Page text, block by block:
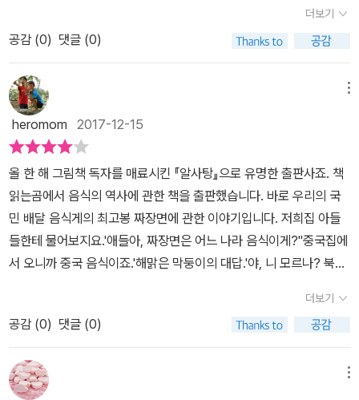
이삿날, 비 오는 날, 야외에서 먹는 음식인 걸 알 수 있어요)모든 이야
기가 마무리되면 이정희 선생님이 들려주는 한국 화교와 짜장면의 역
사가 있어요.부모가 읽어 본 후 아이와 함께 이야기를 하면 더 좋을 것
같아요. 우리의 음식이 된 짜장면.이렇게 짜장면에 관한 책을 읽으
니 짜장면이 먹고 싶어졌어요. 군산에서 먹었던 만 원짜리 물짜장. 너
무 매웠던 고추 짜장보다더 많이 생각난 것은아이 학원 근처의 학생
을 위한 천 원짜리 짜장면집이였어요.핑계 삼아 다녀왔어요. 탕수육
을(오천원) 주문하면 서비스로 나오는 짜장면에 저는 오늘도 행복해
져요. - 책읽는곰의 '온고지신' 시리즈 읽어보기 - ​온고지신의 시리
즈는 2007년 12월 첫 번째 책 '연이네 설맞이'를 시작으로 10여 년
동안 20권의 책을 출간하였어요.우리 문화에 관한 그림책으로 아이
들이 재미있게 읽을 수 있고 역사의 한 부분을 바라볼 수 있게 하였던
많은 책들이 들어 있어요. 제가 진행하고 있는 책소개 시간의 ppt 자
료에요.2017년 마지막 책소개 시간에 온고지신에 대한 소개를 했어
요. 온고지신에 대한 책들을 많이 알고 계셔서 온고지신의 20번째 책
에 관심이 많으시네요.(벌써 20권째이냐, 어느새 10여 년이나 되었
생만 해 오신 부모님을 고향에 보내 드리기로 했다 그런데 갑자기 한
국과 중국을 오가던 배가 끊겼다 두 나라 사이가 안 좋아지면서 사람
못했다 곧이어 6.52전쟁이 터졌고 전쟁으로 인해 아꿍에게 남은 건
아내와 아이뿐이었다 아꿍은 부모님이 하시던 이발소가 있던 자리에
작은 중국 음식점을 열었다 아꿍은 이른 새벽부터 늦은 밤까지 열심
히 일했다 한국사람들은 어느새 ‘자지앙미엔’을 짜장면이라고 불렀다
가게가 자리 잡아 갈 무렵 외국인이 땅을 가지는 걸 제한하는 법이 생
겼다 아꿍은 아는 사람 말에 속아 넘어가 가게를 빼앗기고 말았다 하
지만 아꿍은 소문을 듣고 더 자주 찾아 주는 단골들 때문에 떠날 수가
없었다시간이 흐르면서 짜장면은 점점 까매졌다 춘장에 설탕을 태워
만든 캐러멜을 넣었기 때문이다 점점 고향 맛에서 멀어져서 아꿍은
네 가족끼리 감당하기 힘들 만큼 손님이 많아지자 한국인 청년을 가
게에 들였다 아꿍 딸은 한국인 청년과 결혼해서 중국집을 차렸다 차
이나타운미국 LA에 가면 코리아타운이 있다 미국으로 건너간 이민2
세들이 자연스럽게 모여 살면서 한국인 집성촌을 만들어 유지하면서
살고 있다 세계 어디를 가든지 차이나타운이 있다 중국인은 세계 어
과는 또 다른맛이죠그래서 아이들에게 그런 옛날이야기를 해주면서
짜장면을 먹어서 그런가얼마전에 아이가 로봇대회에 나갔다가 입상
하게 되었는데상장 받았다며 저녁에 짜장면을 먹으러가자고 하더라
고요 ㅎㅎ저는 제가 지금까지 아이에게 해준 이야기들이 있어서 빵
터졌죠그래서 또 저녁에 짜장면을 먹으러 갔어요저는 오이가 잔뜩 올
라간 짜장면을 좋아하는데요아이들도 오이와 짜장의 궁합이 별미라
는 진리를 조금씩 깨닫는것 같아서 볼때마다 귀여워요 ㅎㅎ 예나 지
금이나 그렇게 많은 사람들이 좋아하는 짜장면짜장면은 어떻게 만들
어지게 된걸까요?어떻게 중국음식이 우리나라에서 더 많이 사랑받게
된걸까요? 이번에 책읽는곰 출판사에서 출간된우리문화그림책 20짜
장면에 얽힌 다문화 이야기짜장면 왔습니다!표지에 면발을 만드는 주
방장의 포스가 남다른게 느껴지네요짜장면 한 그릇에 담긴 맛있는 역
사!백년도 넘는 긴 역사를 가지고 있다는 짜장면그 이야기가 더 궁금
해졌네요짜장면 왔습니다! 책과 함께 온짜장면 왔습니다! 그림자석
어요작가의 센스가 돋보였거든요 ㅎㅎㅎ정말 짜장면이 도착하고 짜
장면 가게 메뉴판을 서비스로 준듯한 느낌 ㅎㅎ또 2018년 달력이 왔
더보기
공감 (0) 댓글 (0)
heromom 2017-12-15
올 한 해 그림책 독자를 매료시킨 『알사탕』으로 유명한 출판사죠. 책
읽는곰에서 음식의 역사에 관한 책을 출판했습니다. 바로 우리의 국
민 배달 음식게의 최고봉 짜장면에 관한 이야기입니다. 저희집 아들
들한테 물어보지요.'애들아, 짜장면은 어느 나라 음식이게?''중국집에
서 오니까 중국 음식이죠.'해맑은 막둥이의 대답.'야, 니 모르나? 북경
답.'땡! 홍콩반점에 시켰으니까 홍콩 음식이지.'둘째의 대답. 아무래도
둘째는 진짜로 그렇게 생각하는 듯하다.없어서 못 먹지, 안 줘서 안 먹
지, 주기만 한다면 매일이라도 먹을 수 있는 한 그릇 음식 짜장면. 책
읽는곰에서 출판하고 진수경 작가가 글과 그림을 그린 책에선 의외로
더보기
공감 (0) 댓글 (0)